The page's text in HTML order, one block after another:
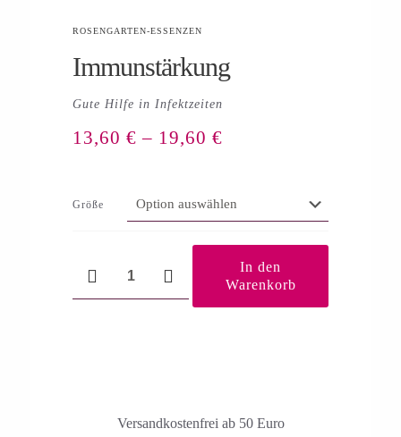
ROSENGARTEN-ESSENZEN
Immunstärkung
Gute Hilfe in Infektzeiten
13,60 € – 19,60 €
Größe
Menge
In den
Warenkorb
Versandkosten­frei ab 50 Euro